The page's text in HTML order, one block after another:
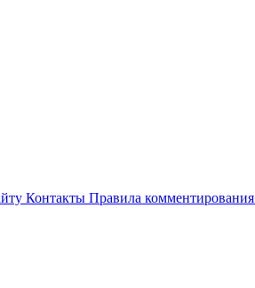
Контакты Правила комментирования